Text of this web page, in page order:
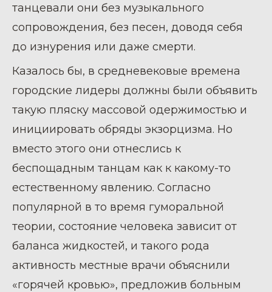
танцевали они без музыкального
сопровождения, без песен, доводя себя
до изнурения или даже смерти.
Казалось бы, в средневековые времена
городские лидеры должны были объявить
такую пляску массовой одержимостью и
инициировать обряды экзорцизма. Но
вместо этого они отнеслись к
беспощадным танцам как к какому-то
естественному явлению. Согласно
популярной в то время гуморальной
теории, состояние человека зависит от
баланса жидкостей, и такого рода
активность местные врачи объяснили
«горячей кровью», предложив больным